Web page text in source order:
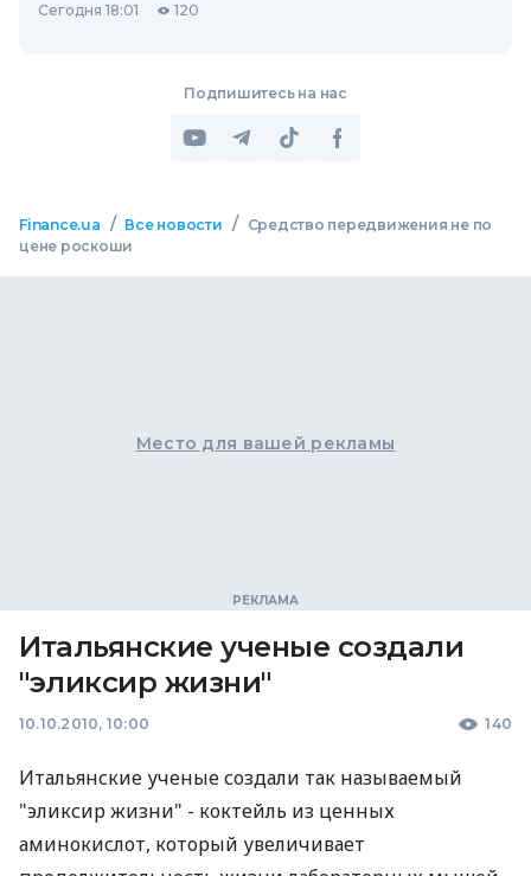
Сегодня 18:01 120
Подпишитесь на нас
Finance.ua / Все новости /
Средство передвижения не по
цене роскоши
Место для вашей рекламы
Итальянские ученые создали
"эликсир жизни"
10.10.2010, 10:00 140
Итальянские ученые создали так называемый
"эликсир жизни" - коктейль из ценных
аминокислот, который увеличивает